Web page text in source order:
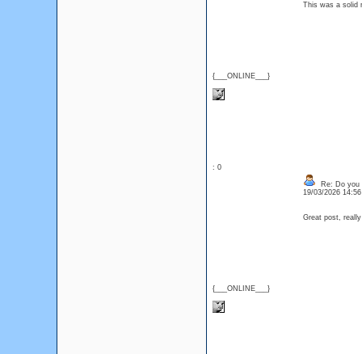
{___ONLINE___}
This was a solid
: 0
{___ONLINE___}
Re: Do you
19/03/2026
Great post,